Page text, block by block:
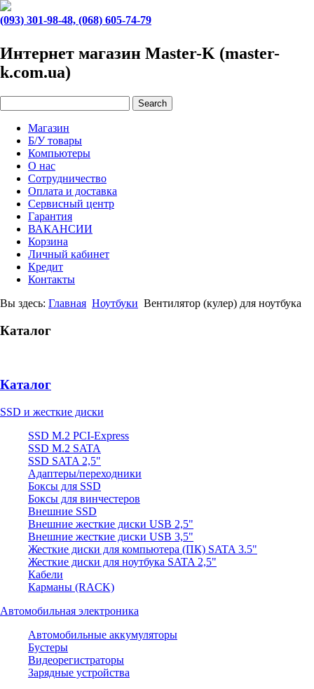
(093) 301-98-48, (068) 605-74-79
Интернет магазин Master-K (master-
k.com.ua)
Магазин
Б/У товары
Компьютеры
О нас
Сотрудничество
Оплата и доставка
Сервисный центр
Гарантия
ВАКАНСИИ
Корзина
Личный кабинет
Кредит
Контакты
Вы здесь: Главная Ноутбуки Вентилятор (кулер) для ноутбука
Каталог
Каталог
SSD и жесткие диски
SSD M.2 PCI-Express
SSD M.2 SATA
SSD SATA 2,5"
Адаптеры/переходники
Боксы для SSD
Боксы для винчестеров
Внешние SSD
Внешние жесткие диски USB 2,5"
Внешние жесткие диски USB 3,5"
Жесткие диски для компьютера (ПК) SATA 3.5"
Жесткие диски для ноутбука SATA 2,5"
Кабели
Карманы (RACK)
Автомобильная электроника
Автомобильные аккумуляторы
Бустеры
Видеорегистраторы
Зарядные устройства